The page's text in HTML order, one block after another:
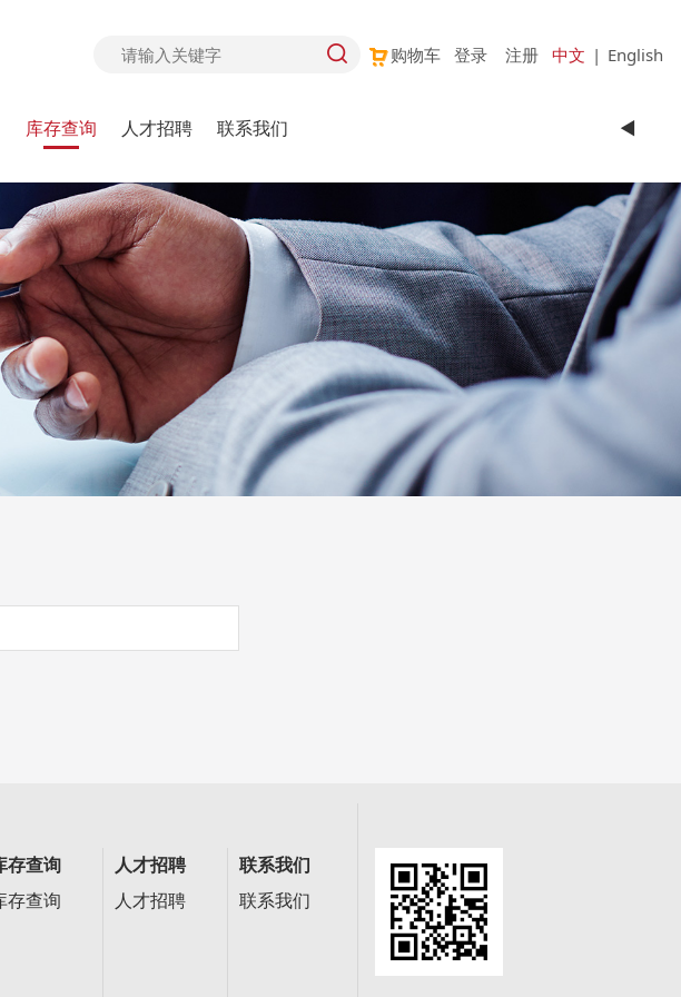
中文 | English
登录 注册
购物车
库存查询 人才招聘 联系我们 ◄
存查询
存查询
人才招聘
人才招聘
联系我们
联系我们